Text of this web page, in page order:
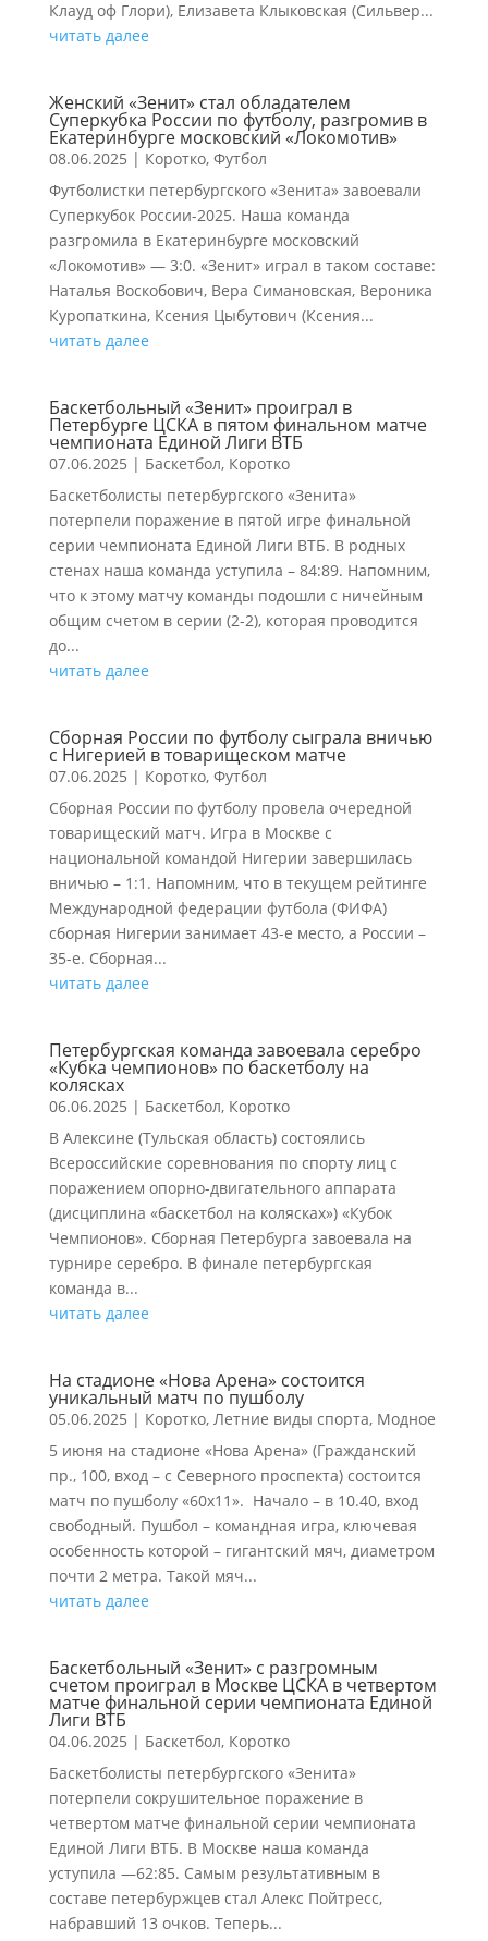
Клауд оф Глори), Елизавета Клыковская (Сильвер...
читать далее
Женский «Зенит» стал обладателем
Суперкубка России по футболу, разгромив в
Екатеринбурге московский «Локомотив»
08.06.2025 | Коротко, Футбол
Футболистки петербургского «Зенита» завоевали
Суперкубок России-2025. Наша команда
разгромила в Екатеринбурге московский
«Локомотив» — 3:0. «Зенит» играл в таком составе:
Наталья Воскобович, Вера Симановская, Вероника
Куропаткина, Ксения Цыбутович (Ксения...
читать далее
Баскетбольный «Зенит» проиграл в
Петербурге ЦСКА в пятом финальном матче
чемпионата Единой Лиги ВТБ
07.06.2025 | Баскетбол, Коротко
Баскетболисты петербургского «Зенита»
потерпели поражение в пятой игре финальной
серии чемпионата Единой Лиги ВТБ. В родных
стенах наша команда уступила – 84:89. Напомним,
что к этому матчу команды подошли с ничейным
общим счетом в серии (2-2), которая проводится
до...
читать далее
Сборная России по футболу сыграла вничью
с Нигерией в товарищеском матче
07.06.2025 | Коротко, Футбол
Сборная России по футболу провела очередной
товарищеский матч. Игра в Москве с
национальной командой Нигерии завершилась
вничью – 1:1. Напомним, что в текущем рейтинге
Международной федерации футбола (ФИФА)
сборная Нигерии занимает 43-е место, а России –
35-е. Сборная...
читать далее
Петербургская команда завоевала серебро
«Кубка чемпионов» по баскетболу на
колясках
06.06.2025 | Баскетбол, Коротко
В Алексине (Тульская область) состоялись
Всероссийские соревнования по спорту лиц с
поражением опорно-двигательного аппарата
(дисциплина «баскетбол на колясках») «Кубок
Чемпионов». Сборная Петербурга завоевала на
турнире серебро. В финале петербургская
команда в...
читать далее
На стадионе «Нова Арена» состоится
уникальный матч по пушболу
05.06.2025 | Коротко, Летние виды спорта, Модное
5 июня на стадионе «Нова Арена» (Гражданский
пр., 100, вход – с Северного проспекта) состоится
матч по пушболу «60х11». Начало – в 10.40, вход
свободный. Пушбол – командная игра, ключевая
особенность которой – гигантский мяч, диаметром
почти 2 метра. Такой мяч...
читать далее
Баскетбольный «Зенит» с разгромным
счетом проиграл в Москве ЦСКА в четвертом
матче финальной серии чемпионата Единой
Лиги ВТБ
04.06.2025 | Баскетбол, Коротко
Баскетболисты петербургского «Зенита»
потерпели сокрушительное поражение в
четвертом матче финальной серии чемпионата
Единой Лиги ВТБ. В Москве наша команда
уступила —62:85. Самым результативным в
составе петербуржцев стал Алекс Пойтресс,
набравший 13 очков. Теперь...